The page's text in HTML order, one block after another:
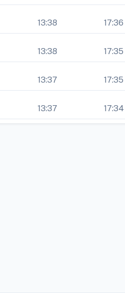
13:38 17:36
13:38 17:35
13:37 17:35
13:37 17:34